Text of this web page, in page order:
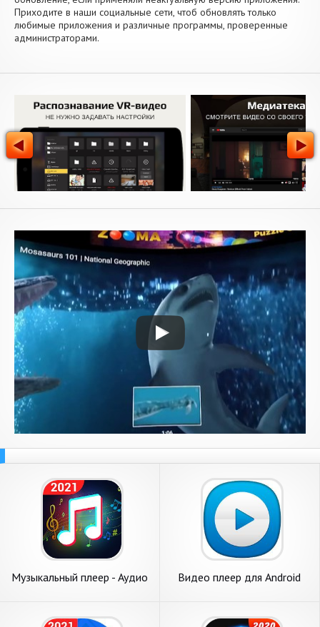
Приходите в наши социальные сети, чтоб обновлять только
любимые приложения и различные программы, проверенные
администраторами.
Музыкальный плеер - Аудио
Видео плеер для Android